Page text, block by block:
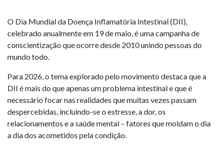
O Dia Mundial da Doença Inflamatória Intestinal (DII),
celebrado anualmente em 19 de maio, é uma campanha de
conscientização que ocorre desde 2010 unindo pessoas do
mundo todo.
Para 2026, o tema explorado pelo movimento destaca que a
DII é mais do que apenas um problema intestinal e que é
necessário focar nas realidades que muitas vezes passam
despercebidas, incluindo-se o estresse, a dor, os
relacionamentos e a saúde mental – fatores que moldam o dia
a dia dos acometidos pela condição.